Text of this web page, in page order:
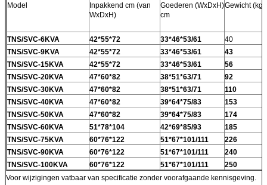
Model
Inpakkend cm (van
WxDxH)
Goederen (WxDxH)
cm
Gewicht (kg)
TNS/SVC-6KVA 42*55*72 33*46*53/61
40
TNS/SVC-9KVA
42*55*72 33*46*53/61
43
TNS/SVC-15KVA
42*55*72 33*46*53/61
56
TNS/SVC-20KVA
47*60*82 38*51*63/71
92
TNS/SVC-30KVA
47*60*82 38*51*63/71
110
TNS/SVC-40KVA
47*60*82 39*64*75/83
153
TNS/SVC-50KVA
47*60*82 39*64*75/83
174
TNS/SVC-60KVA
51*78*104 42*69*85/93
185
TNS/SVC-75KVA
60*76*122 51*67*101/111
226
TNS/SVC-90KVA
60*76*122 51*67*101/111
240
TNS/SVC-100KVA
60*76*122 51*67*101/111
250
Voor wijzigingen vatbaar van specificatie zonder voorafgaande kennisgeving.